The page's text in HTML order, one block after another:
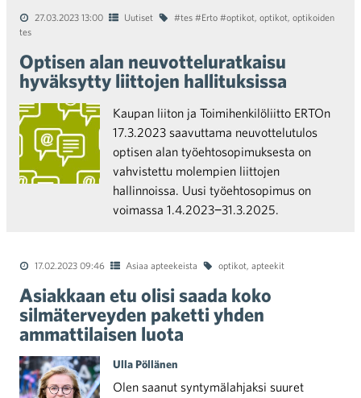
27.03.2023 13:00 Uutiset #tes #Erto #optikot, optikot, optikoiden
tes
Optisen alan neuvotteluratkaisu
hyväksytty liittojen hallituksissa
Kaupan liiton ja Toimihenkilöliitto ERTOn
17.3.2023 saavuttama neuvottelutulos
optisen alan työehtosopimuksesta on
vahvistettu molempien liittojen
hallinnoissa. Uusi työehtosopimus on
voimassa 1.4.2023−31.3.2025.
17.02.2023 09:46 Asiaa apteekeista optikot, apteekit
Asiakkaan etu olisi saada koko
silmäterveyden paketti yhden
ammattilaisen luota
Ulla Pöllänen
Olen saanut syntymälahjaksi suuret